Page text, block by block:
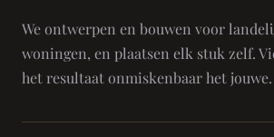
We ontwerpen en bouwen voor
woningen, en plaatsen elk stuk zelf.
het resultaat onmiskenbaar het jouwe.